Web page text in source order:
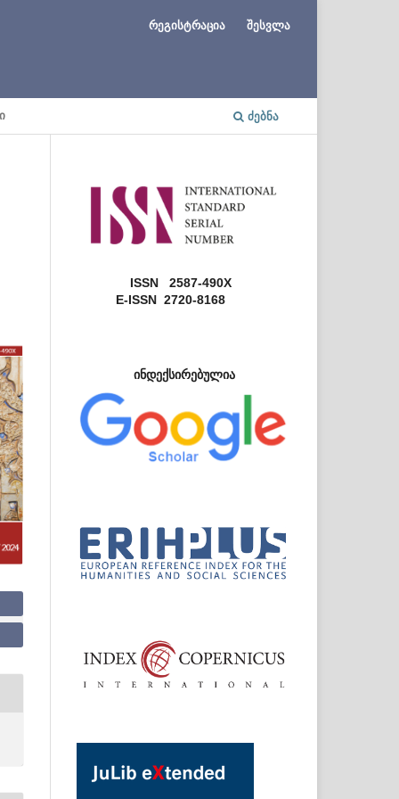
ᲫᲔᲑᲜᲐ
რეგისტრაცია შესვლა
ISSN 2587-490X
E-ISSN 2720-8168
ინდექსირებულია